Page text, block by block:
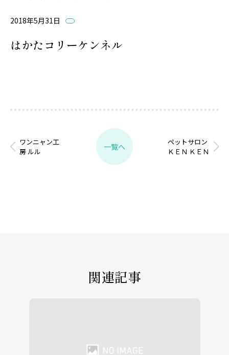
2018年5月31日
はかたコリーケンネル
ワンニャン工
房 ルル
一覧へ
ペットサロン
ＫＥＮ ＫＥＮ
関連記事